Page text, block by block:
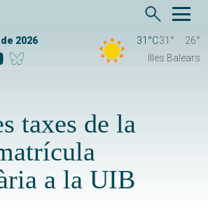
2026 31°C31°
26°
Illes Balears
taxes de la
a la UIB